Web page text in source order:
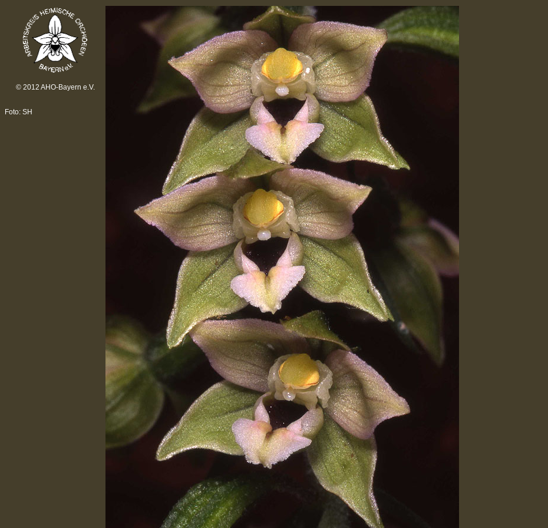
© 2012 AHO-Bayern e.V.
Foto: SH